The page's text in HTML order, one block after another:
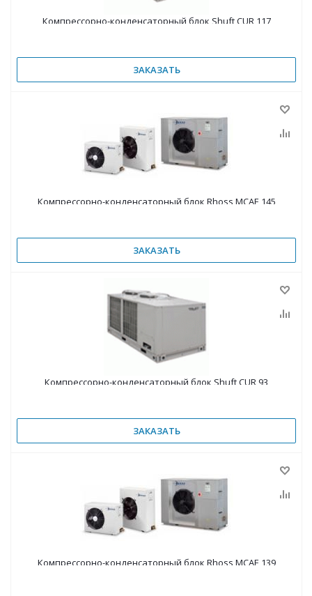
Компрессорно-конденсаторный блок Shuft CUR 117
ЗАКАЗАТЬ
Компрессорно-конденсаторный блок Rhoss MCAE 145
ЗАКАЗАТЬ
Компрессорно-конденсаторный блок Shuft CUR 93
ЗАКАЗАТЬ
Компрессорно-конденсаторный блок Rhoss MCAE 139